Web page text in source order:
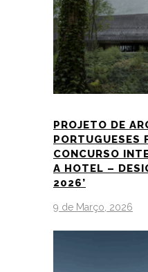
PROJETO DE
PORTUGUESES
CONCURSO
A HOTEL –
2026’
9 de Março, 2026